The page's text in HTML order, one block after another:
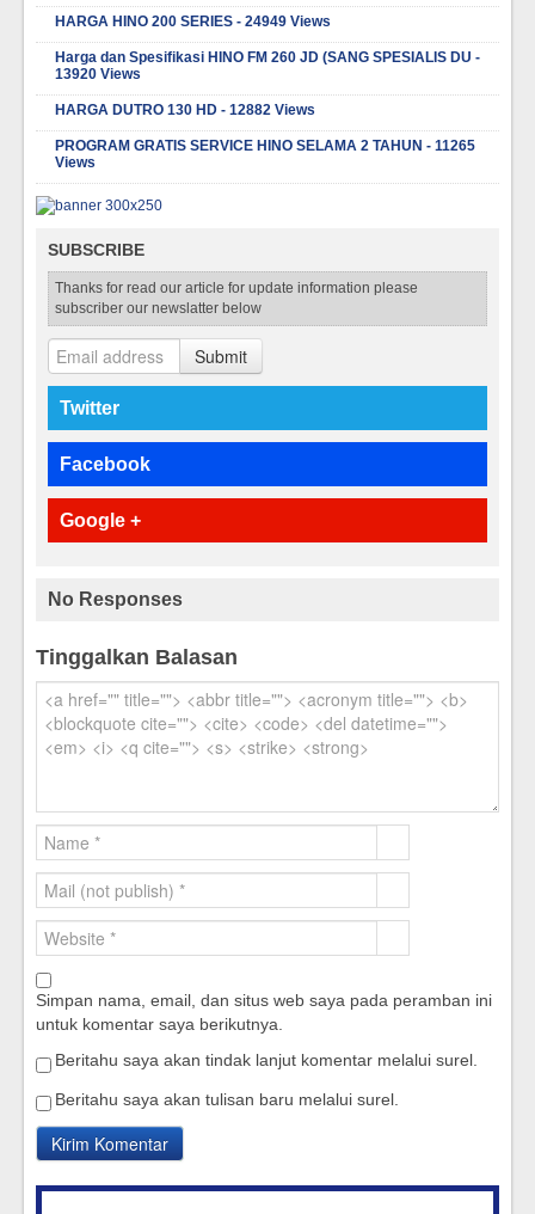
HARGA HINO 200 SERIES - 24949 Views
Harga dan Spesifikasi HINO FM 260 JD (SANG SPESIALIS DU -
13920 Views
HARGA DUTRO 130 HD - 12882 Views
PROGRAM GRATIS SERVICE HINO SELAMA 2 TAHUN - 11265
Views
SUBSCRIBE
Thanks for read our article for update information please
subscriber our newslatter below
Submit
Twitter
Facebook
Google +
No Responses
Tinggalkan Balasan
Simpan nama, email, dan situs web saya pada peramban ini
untuk komentar saya berikutnya.
Beritahu saya akan tindak lanjut komentar melalui surel.
Beritahu saya akan tulisan baru melalui surel.